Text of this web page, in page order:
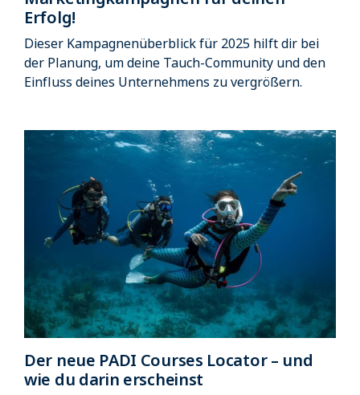
Erfolg!
Dieser Kampagnenüberblick für 2025 hilft dir bei
der Planung, um deine Tauch-Community und den
Einfluss deines Unternehmens zu vergrößern.
Der neue PADI Courses Locator – und
wie du darin erscheinst